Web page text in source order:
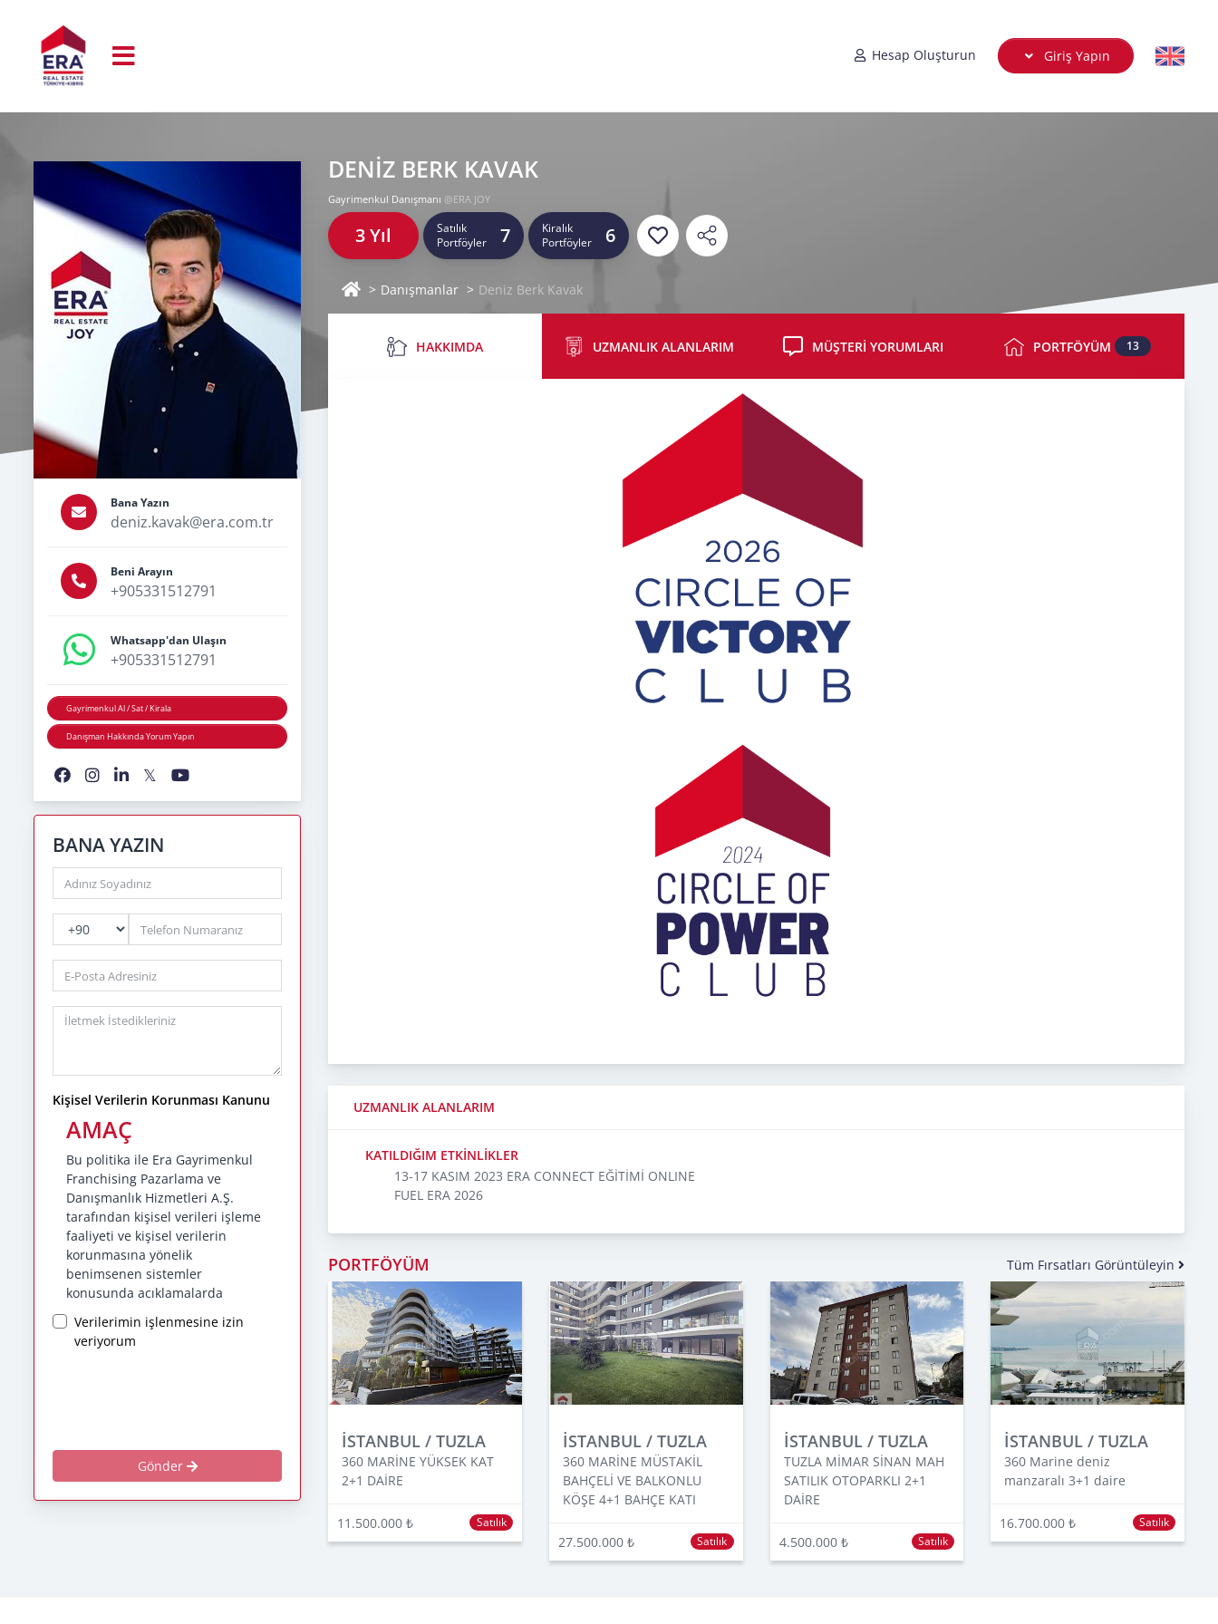
Hesap Oluşturun Giriş Yapın
DENİZ BERK KAVAK
Gayrimenkul Danışmanı @ERA JOY
3 Yıl
Satılık
Portföyler
7
Kiralık
Portföyler
6
Danışmanlar Deniz Berk Kavak
Bana Yazın
deniz.kavak@era.com.tr
Beni Arayın
+905331512791
Whatsapp'dan Ulaşın
+905331512791
Gayrimenkul Al / Sat / Kirala
Danışman Hakkında Yorum Yapın
BANA YAZIN
PhoneNumberCountryPhoneCode
PhoneNumber
Kişisel Verilerin Korunması Kanunu
AMAÇ
Bu politika ile Era Gayrimenkul
Franchising Pazarlama ve
Danışmanlık Hizmetleri A.Ş.
tarafından kişisel verileri işleme
faaliyeti ve kişisel verilerin
korunmasına yönelik
benimsenen sistemler
konusunda açıklamalarda
ortaklarımız, mevcut ve aday
çalışanlarımız, mevcut ve
bilgilendirilerek şeffaflığın
sağlanması amaçlanmaktadır.
Verilerimin işlenmesine izin
veriyorum
Gönder
HAKKIMDA UZMANLIK ALANLARIM MÜŞTERİ YORUMLARI PORTFÖYÜM 13
UZMANLIK ALANLARIM
KATILDIĞIM ETKİNLİKLER
13-17 KASIM 2023 ERA CONNECT EĞİTİMİ ONLINE
FUEL ERA 2026
PORTFÖYÜM Tüm Fırsatları Görüntüleyin
İSTANBUL / TUZLA
360 MARİNE YÜKSEK KAT
2+1 DAİRE
11.500.000 ₺ Satılık
İSTANBUL / TUZLA
360 MARİNE MÜSTAKİL
BAHÇELİ VE BALKONLU
KÖŞE 4+1 BAHÇE KATI
27.500.000 ₺ Satılık
İSTANBUL / TUZLA
TUZLA MİMAR SİNAN MAH
SATILIK OTOPARKLI 2+1
DAİRE
4.500.000 ₺ Satılık
İSTANBUL / TUZLA
360 Marine deniz
manzaralı 3+1 daire
16.700.000 ₺ Satılık